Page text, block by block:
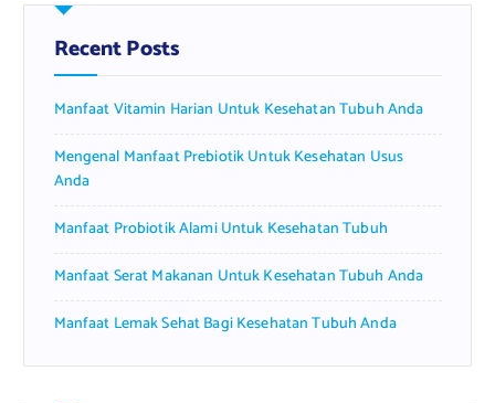
h
f
o
:
Recent Posts
Manfaat Vitamin Harian Untuk Kesehatan Tubuh Anda
Mengenal Manfaat Prebiotik Untuk Kesehatan Usus
Anda
Manfaat Probiotik Alami Untuk Kesehatan Tubuh
Manfaat Serat Makanan Untuk Kesehatan Tubuh Anda
Manfaat Lemak Sehat Bagi Kesehatan Tubuh Anda